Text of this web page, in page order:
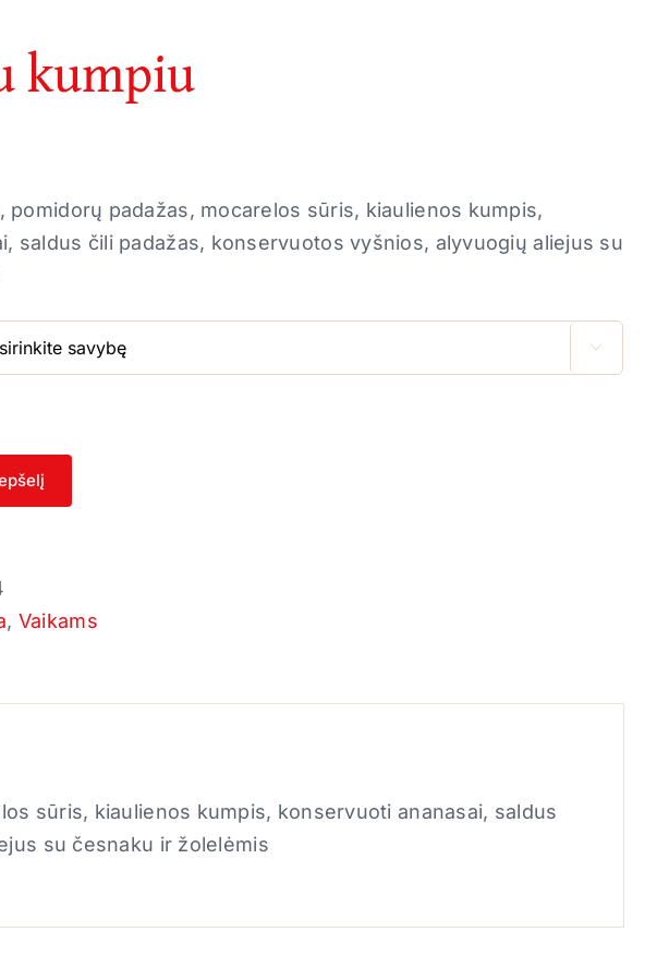
kumpiu
€
pomidorų padažas, mocarelos sūris, kiaulienos kumpis,
saldus čili padažas, konservuotos vyšnios, alyvuogių aliejus su

, Vaikams
sūris, kiaulienos kumpis, konservuoti ananasai, saldus
su česnaku ir žolelėmis